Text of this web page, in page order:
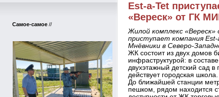
Самое-самое //
Est-a-Tet
«Вереск» от ГК
Жилой комплекс
приступает компания
Мнёвники в Северо-
ЖК состоит из двух домов
инфраструктурой: в
двухэтажный детский сад
действует городская школа.
До ближайшей станции
пешком, рядом находится